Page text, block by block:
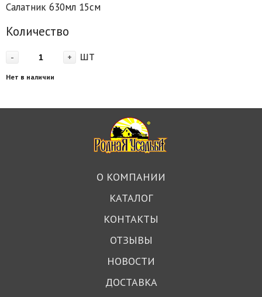
Салатник 630мл 15см
Количество
- + шт
Нет в наличии
О КОМПАНИИ
КАТАЛОГ
КОНТАКТЫ
ОТЗЫВЫ
НОВОСТИ
ДОСТАВКА